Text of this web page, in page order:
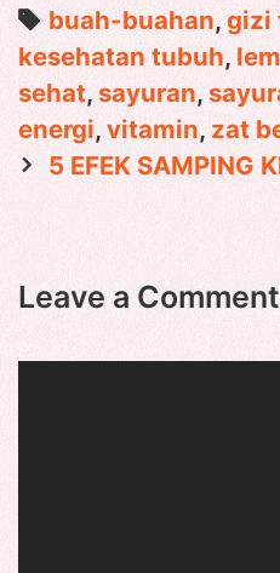
Tags
buah-buahan,gizi
kesehatan tubuh,
sehat,sayuran,
energi,vitamin, zat
Post
navigation
5 EFEK SAMPING
Leave a Comment